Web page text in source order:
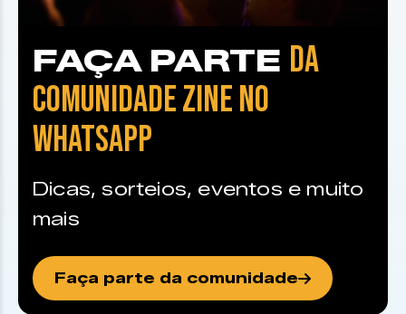
FAÇA PARTE DA
COMUNIDADE ZINE NO
WHATSAPP
Dicas, sorteios, eventos e muito
mais
Faça parte da comunidade